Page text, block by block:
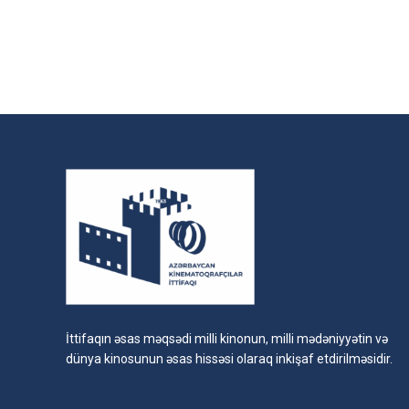
İttifaqın əsas məqsədi milli kinonun, milli mədəniyyətin və
dünya kinosunun əsas hissəsi olaraq inkişaf etdirilməsidir.